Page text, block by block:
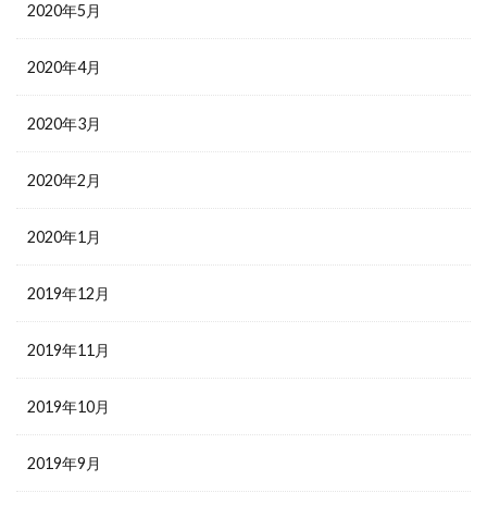
2020年5月
2020年4月
2020年3月
2020年2月
2020年1月
2019年12月
2019年11月
2019年10月
2019年9月